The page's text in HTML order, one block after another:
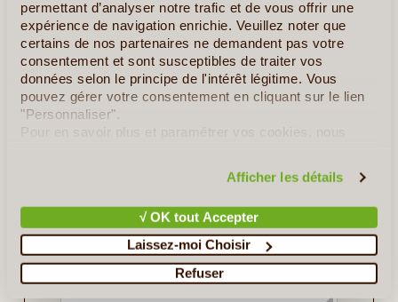
permettant d’analyser notre trafic et de vous offrir une
expérience de navigation enrichie. Veuillez noter que
certains de nos partenaires ne demandent pas votre
consentement et sont susceptibles de traiter vos
données selon le principe de l'intérêt légitime. Vous
pouvez gérer votre consentement en cliquant sur le lien
"Personnaliser".
Pour en savoir plus et paramétrer vos cookies, nous
Afficher les détails
√ OK tout Accepter
Laissez-moi Choisir
Refuser
Indiquez ici les régions ou sites que vous souhaitez
découvrir ou bien l'itinéraire souhaité (soyez le plus
précis possible).